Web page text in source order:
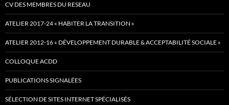
CV DES MEMBRES DU RESEAU
ATELIER 2017-24 « HABITER LA TRANSITION »
ATELIER 2012-16 « DÉVELOPPEMENT DURABLE & ACCEPTABILITÉ SOCIALE »
COLLOQUE ACDD
PUBLICATIONS SIGNALÉES
SÉLECTION DE SITES INTERNET SPÉCIALISÉS